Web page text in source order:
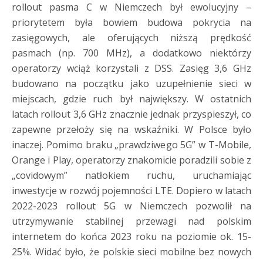
rollout pasma C w Niemczech był ewolucyjny –
priorytetem była bowiem budowa pokrycia na
zasięgowych, ale oferujących niższą prędkość
pasmach (np. 700 MHz), a dodatkowo niektórzy
operatorzy wciąż korzystali z DSS. Zasięg 3,6 GHz
budowano na początku jako uzupełnienie sieci w
miejscach, gdzie ruch był największy. W ostatnich
latach rollout 3,6 GHz znacznie jednak przyspieszył, co
zapewne przełoży się na wskaźniki. W Polsce było
inaczej. Pomimo braku „prawdziwego 5G” w T-Mobile,
Orange i Play, operatorzy znakomicie poradzili sobie z
„covidowym” natłokiem ruchu, uruchamiając
inwestycje w rozwój pojemności LTE. Dopiero w latach
2022-2023 rollout 5G w Niemczech pozwolił na
utrzymywanie stabilnej przewagi nad polskim
internetem do końca 2023 roku na poziomie ok. 15-
25%. Widać było, że polskie sieci mobilne bez nowych